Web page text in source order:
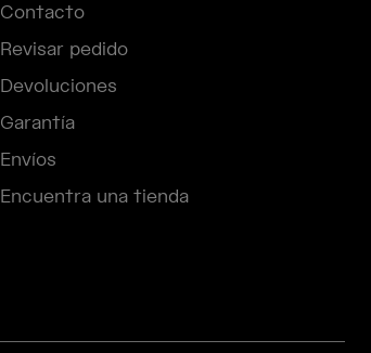
Contacto
Revisar pedido
Devoluciones
Garantía
Envíos
Encuentra una tienda